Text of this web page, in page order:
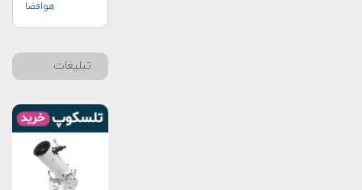
هوافضا
تبلیغات